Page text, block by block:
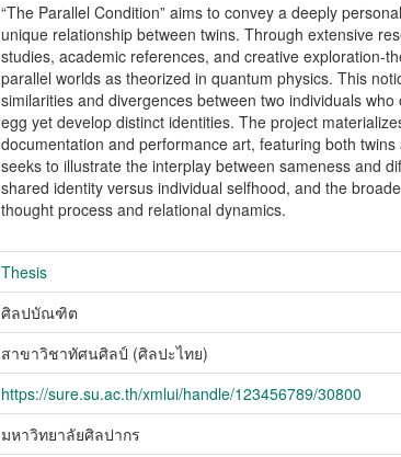
“The Parallel Condition” aims to convey a deeply
unique relationship between twins. Through extensive
studies, academic references, and creative exploration-
parallel worlds as theorized in quantum physics. This
similarities and divergences between two individuals
egg yet develop distinct identities. The project
documentation and performance art, featuring both
seeks to illustrate the interplay between sameness and
shared identity versus individual selfhood, and the
thought process and relational dynamics.
Thesis
ศิลปบัณฑิต
สาขาวิชาทัศนศิลป์ (ศิลปะไทย)
https://sure.su.ac.th/xmlui/handle/123456789/30800
มหาวิทยาลัยศิลปากร